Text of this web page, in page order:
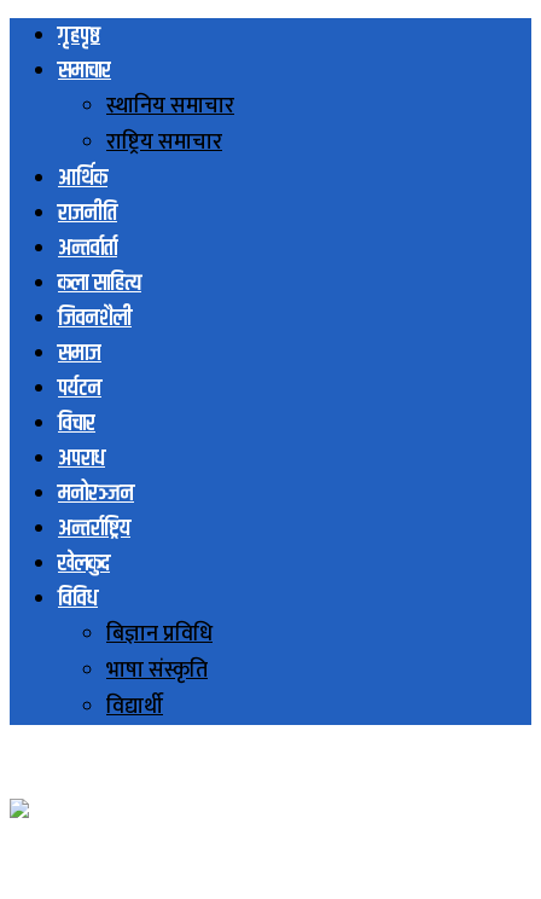
गृहपृष्ठ
समाचार
स्थानिय समाचार
राष्ट्रिय समाचार
आर्थिक
राजनीति
अन्तर्वार्ता
कला साहित्य
जिवनशैली
समाज
पर्यटन
विचार
अपराध
मनोरञ्जन
अन्तर्राष्ट्रिय
खेलकुद
विविध
बिज्ञान प्रविधि
भाषा संस्कृति
विद्यार्थी